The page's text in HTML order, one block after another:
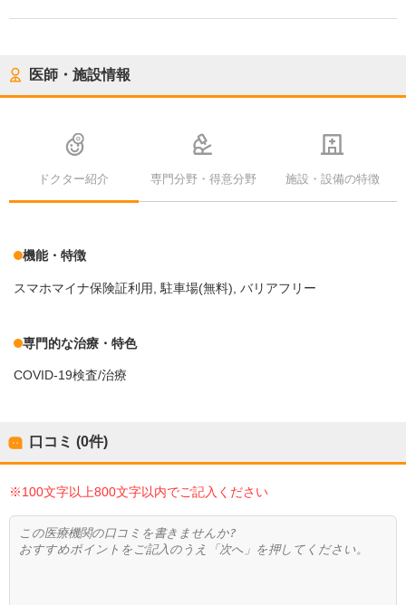
医師・施設情報
ドクター紹介 専門分野・得意分野 施設・設備の特徴
機能・特徴
スマホマイナ保険証利用 駐車場(無料) バリアフリー
専門的な治療・特色
COVID-19検査/治療
口コミ (0件)
※100文字以上800文字以内でご記入ください